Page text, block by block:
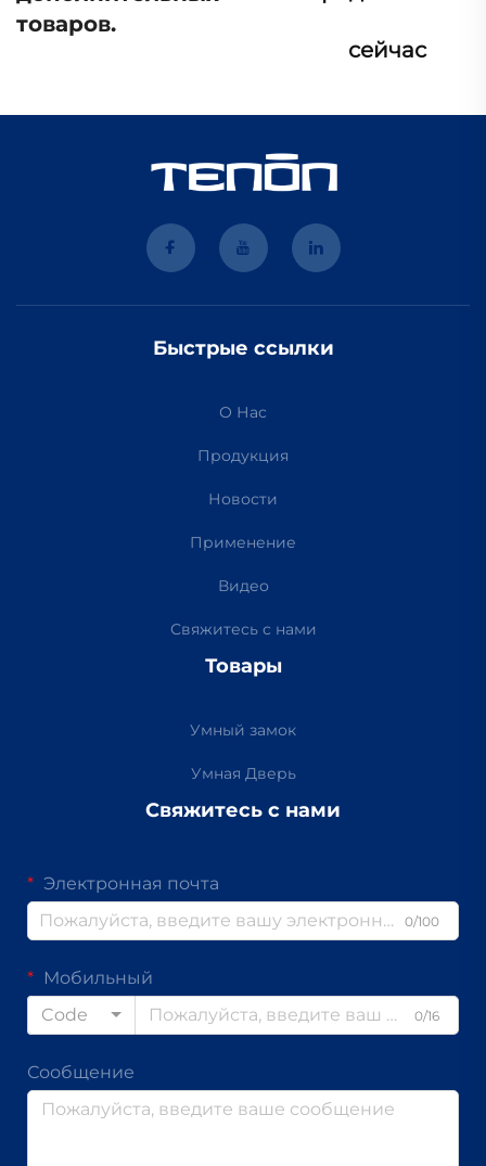
товаров.
сейчас
Быстрые ссылки
О Нас
Продукция
Новости
Применение
Видео
Свяжитесь с нами
Товары
Умный замок
Умная Дверь
Свяжитесь с нами
Электронная почта
0/100
Мобильный
Code
0/16
Сообщение